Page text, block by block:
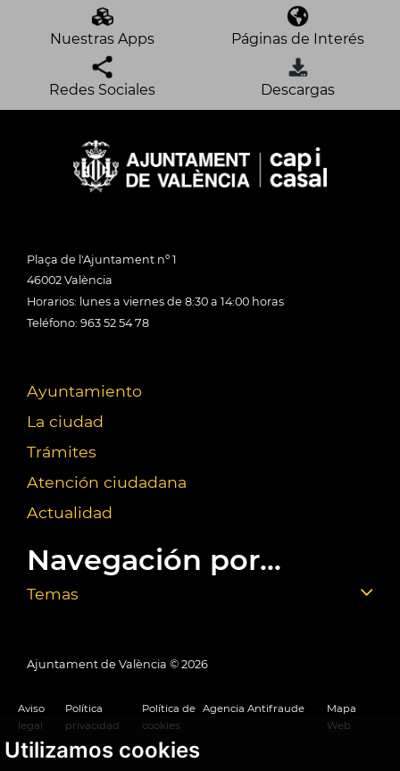
Utilizamos cookies
Nuestras Apps Páginas de Interés
Redes Sociales Descargas
Plaça de l'Ajuntament nº 1
46002 València
Horarios: lunes a viernes de 8:30 a 14:00 horas
Teléfono: 963 52 54 78
Ayuntamiento
La ciudad
Trámites
Atención ciudadana
Actualidad
Navegación por...
Temas
Ajuntament de València © 2026
Aviso
legal
Política
privacidad
Política de
cookies
Agencia Antifraude
Mapa
Web